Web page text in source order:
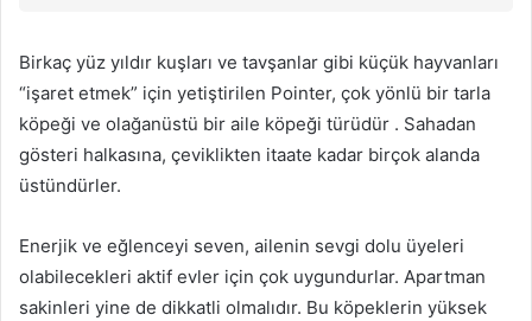
Birkaç yüz yıldır kuşları ve tavşanlar gibi küçük hayvanları
“işaret etmek” için yetiştirilen Pointer, çok yönlü bir tarla
köpeği ve olağanüstü bir aile köpeği türüdür . Sahadan
gösteri halkasına, çeviklikten itaate kadar birçok alanda
üstündürler.
Enerjik ve eğlenceyi seven, ailenin sevgi dolu üyeleri
olabilecekleri aktif evler için çok uygundurlar. Apartman
sakinleri yine de dikkatli olmalıdır. Bu köpeklerin yüksek